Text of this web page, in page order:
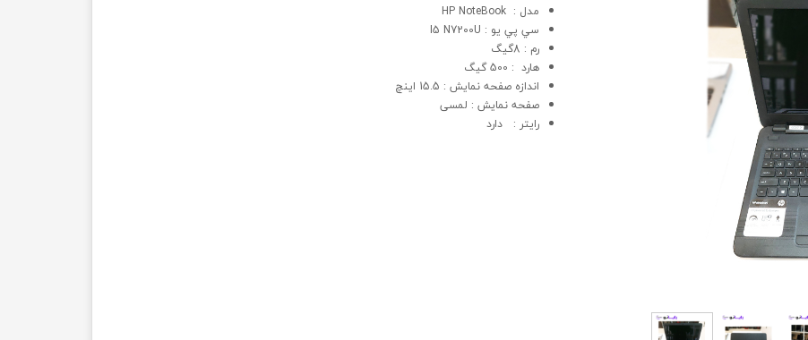
درخواست پشتیبانی
مدل : HP NoteBook
سي پي يو : I5 N7200U
رم : 8گیگ
هارد : 500 گیگ
اندازه صفحه نمایش : 15.5 اینچ
صفحه نمایش : لمسی
رایتر : دارد